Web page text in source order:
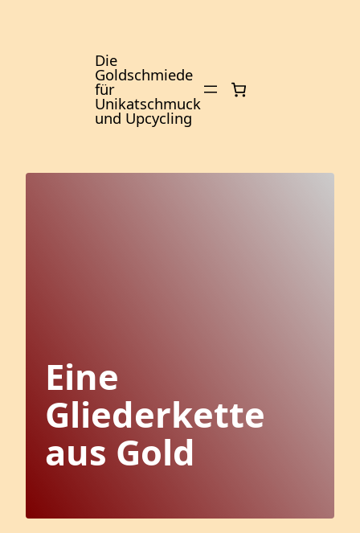
Die
Goldschmiede
für
Unikatschmuck
und Upcycling
Eine
Gliederkette
aus Gold